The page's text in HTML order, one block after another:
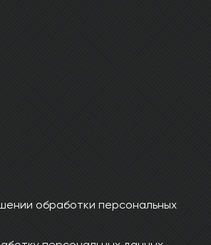
обработки персональных